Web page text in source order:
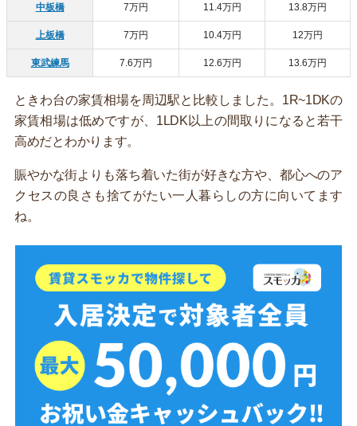
中板橋 7万円 11.4万円 13.8万円
上板橋 7万円 10.4万円 12万円
東武練馬 7.6万円 12.6万円 13.6万円
ときわ台の家賃相場を周辺駅と比較しました。1R~1DKの
家賃相場は低めですが、1LDK以上の間取りになると若干
高めだとわかります。
賑やかな街よりも落ち着いた街が好きな方や、都心へのア
クセスの良さも捨てがたい一人暮らしの方に向いてます
ね。